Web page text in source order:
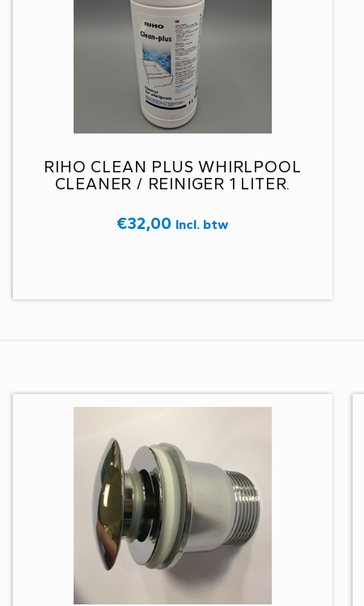
RIHO CLEAN PLUS WHIRLPOOL
CLEANER / REINIGER 1 LITER.
€32,00 Incl. btw